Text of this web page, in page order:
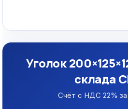
Уголок
склада
Счёт с НДС 22% за